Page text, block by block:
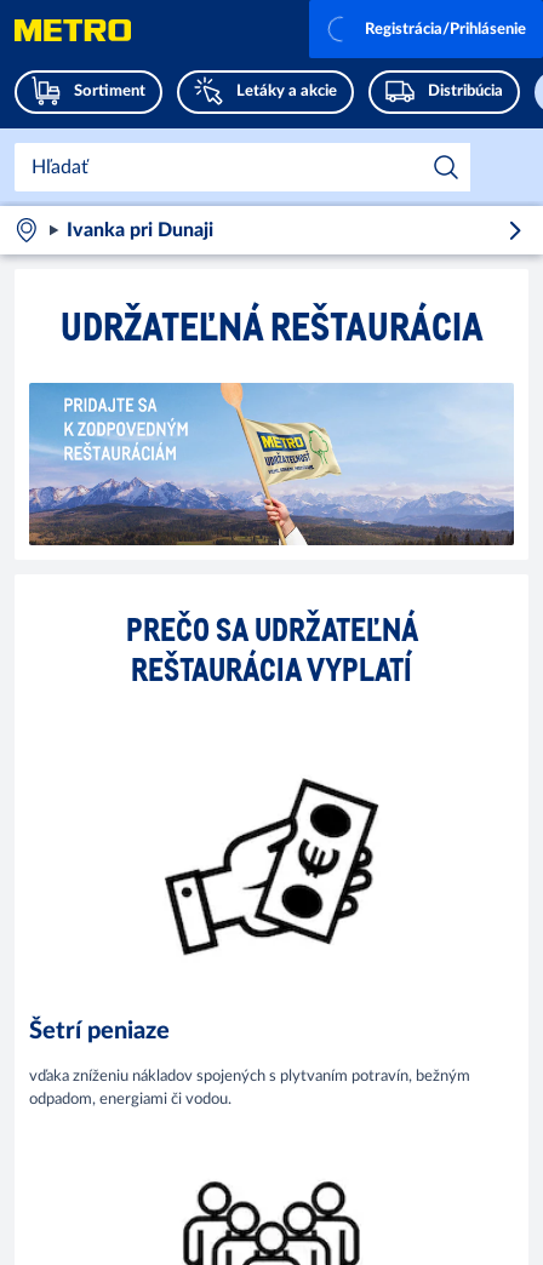
Sortiment Letáky a akcie Distribúcia
Registrácia/Prihlásenie
Ivanka pri Dunaji
UDRŽATEĽNÁ REŠTAURÁCIA
PREČO SA UDRŽATEĽNÁ
REŠTAURÁCIA VYPLATÍ
Šetrí peniaze
vďaka zníženiu nákladov spojených s plytvaním potravín, bežným
odpadom, energiami či vodou.